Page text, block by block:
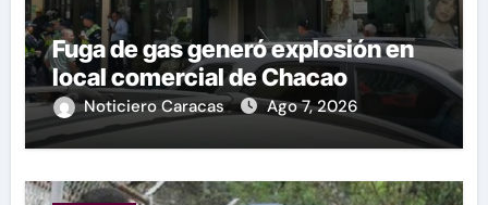
Fuga de gas generó explosión en
local comercial de Chacao
Noticiero Caracas Ago 7, 2026